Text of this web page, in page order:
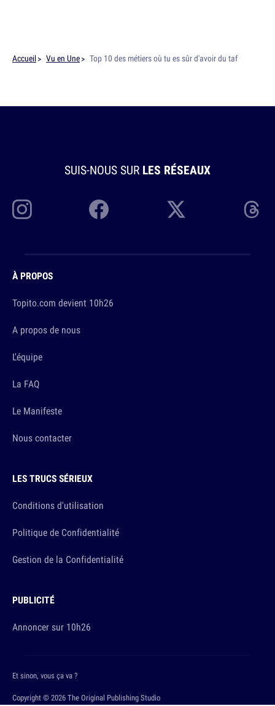
Accueil Vu en Une Top 10 des métiers où tu es sûr d'avoir du taf
SUIS-NOUS SUR LES RÉSEAUX
À PROPOS
Topito.com devient 10h26
A propos de nous
L'équipe
La FAQ
Le Manifeste
Nous contacter
LES TRUCS SÉRIEUX
Conditions d'utilisation
Politique de Confidentialité
Gestion de la Confidentialité
PUBLICITÉ
Annoncer sur 10h26
Copyright © 2026 The Original Publishing Studio
Et sinon, vous ça va ?